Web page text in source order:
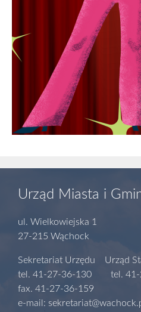
Urząd Miasta i
ul. Wielkowiejska 1
27-215 Wąchock
Sekretariat Urzędu Urząd
tel. 41-27-36-130 tel. 41-
fax. 41-27-36-159
e-mail: